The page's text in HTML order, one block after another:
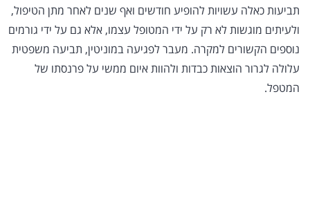
תביעות כאלה עשויות להופיע חודשים ואף שנים לאחר מתן הטיפול,
ולעיתים מוגשות לא רק על ידי המטופל עצמו, אלא גם על ידי גורמים
נוספים הקשורים למקרה. מעבר לפגיעה במוניטין, תביעה משפטית
עלולה לגרור הוצאות כבדות ולהוות איום ממשי על פרנסתו של
המטפל.